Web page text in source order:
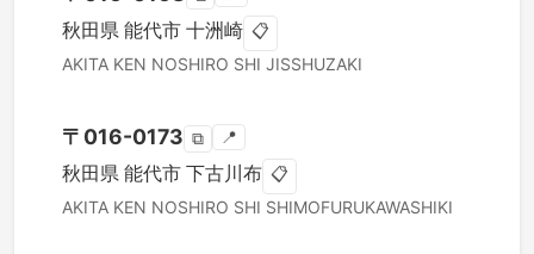
秋田県 能代市 十洲崎 📋
AKITA KEN NOSHIRO SHI JISSHUZAKI
〒 016-0173 ⧉ 📍
秋田県 能代市 下古川布 📋
AKITA KEN NOSHIRO SHI SHIMOFURUKAWASHIKI